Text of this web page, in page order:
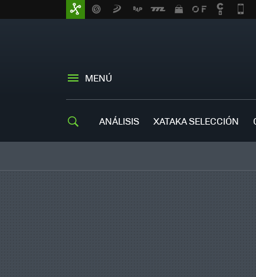
MENÚ
ANÁLISIS XATAKA SELECCIÓN